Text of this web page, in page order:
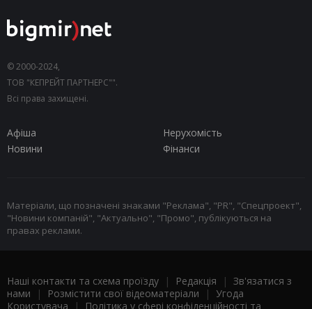
© 2000-2024,
ТОВ "КЕПРЕЙТ ПАРТНЕРС"".
Всі права захищені.
Афіша
Нерухомість
Новини
Фінанси
Матеріали, що позначені знаками "Реклама", "PR", "Спецпроект",
"Новини компаній", "Актуально", "Промо", публікуються на
правах реклами.
Наші контакти та схема проїзду | Редакція | Зв'язатися з
нами | Розмістити свої відеоматеріали | Угода
Користувача | Політика у сфері конфіденційності та